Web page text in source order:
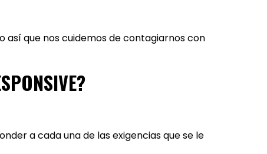
que nos cuidemos de contagiarnos con
a cada una de las exigencias que se le